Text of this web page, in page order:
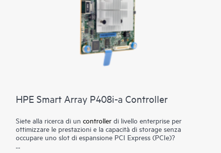
HPE Smart Array P408i-a Controller
Siete alla ricerca di un controller di livello enterprise per
ottimizzare le prestazioni e la capacità di storage senza
occupare uno slot di espansione PCI Express (PCIe)?